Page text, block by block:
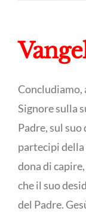
Concludiamo,
Signore sulla
Padre, sul
partecipi della
dona di
che il suo
del Padre.